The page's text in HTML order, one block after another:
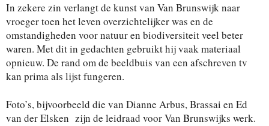
In zekere zin verlangt de kunst van Van Brunswijk naar
vroeger toen het leven overzichtelijker was en de
omstandigheden voor natuur en biodiversiteit veel beter
waren. Met dit in gedachten gebruikt hij vaak materiaal
opnieuw. De rand om de beeldbuis van een afschreven tv
kan prima als lijst fungeren.
Foto’s, bijvoorbeeld die van Dianne Arbus, Brassai en Ed
van der Elsken zijn de leidraad voor Van Brunswijks werk.